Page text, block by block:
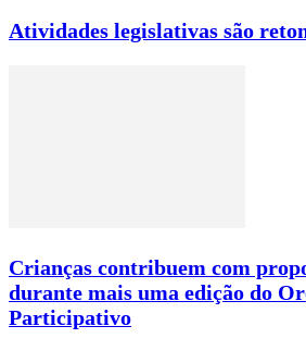
Atividades legislativas são
Crianças contribuem com
durante mais uma edição do
Participativo